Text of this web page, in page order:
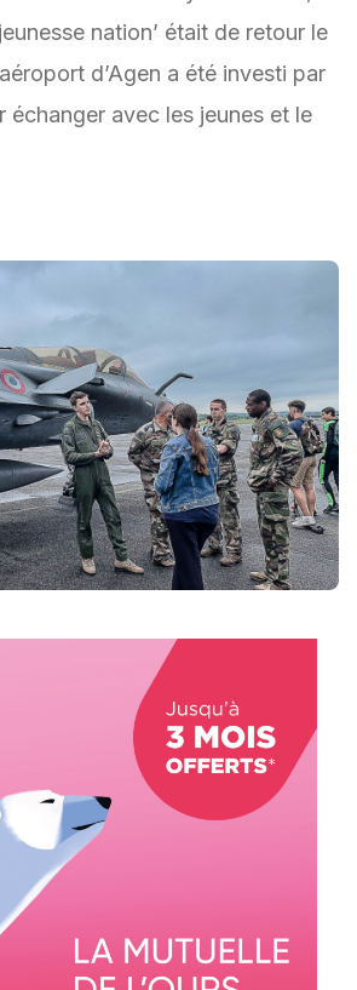
nation’ était de retour le
d’Agen a été investi par
échanger avec les jeunes et le